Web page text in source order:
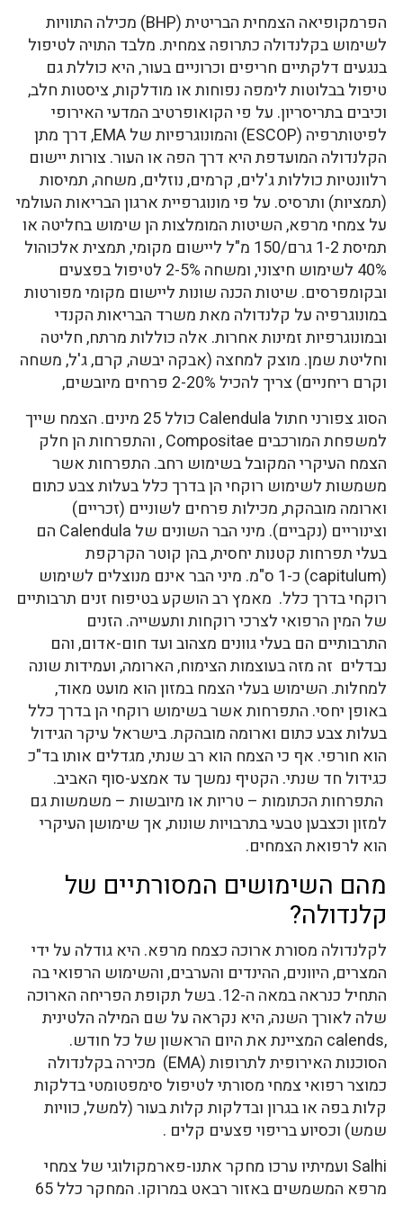
הפרמקופיאה הצמחית הבריטית (BHP) מכילה התוויות
לשימוש בקלנדולה כתרופה צמחית. מלבד התויה לטיפול
בנגעים דלקתיים חריפים וכרוניים בעור, היא כוללת גם
טיפול בבלוטות לימפה נפוחות או מודלקות, ציסטות חלב,
וכיבים בתריסריון. על פי הקואופרטיב המדעי האירופי
לפיטותרפיה (ESCOP) והמונוגרפיות של EMA, דרך מתן
הקלנדולה המועדפת היא דרך הפה או העור. צורות יישום
רלוונטיות כוללות ג'לים, קרמים, נוזלים, משחה, תמיסות
(תמציות) ותרסיס. על פי מונוגרפיית ארגון הבריאות העולמי
על צמחי מרפא, השיטות המומלצות הן שימוש בחליטה או
תמיסת 1-2 גרם/150 מ"ל ליישום מקומי, תמצית אלכוהול
40% לשימוש חיצוני, ומשחה 2-5% לטיפול בפצעים
ובקומפרסים. שיטות הכנה שונות ליישום מקומי מפורטות
במונוגרפיה על קלנדולה מאת משרד הבריאות הקנדי
ובמונוגרפיות זמינות אחרות. אלה כוללות מרתח, חליטה
וחליטת שמן. מוצק למחצה (אבקה יבשה, קרם, ג'ל, משחה
וקרם ריחניים) צריך להכיל 2-20% פרחים מיובשים,
הסוג צפורני חתול Calendula כולל 25 מינים. הצמח שייך
למשפחת המורכבים Compositae , והתפרחות הן חלק
הצמח העיקרי המקובל בשימוש רחב. התפרחות אשר
משמשות לשימוש רוקחי הן בדרך כלל בעלות צבע כתום
וארומה מובהקת, מכילות פרחים לשוניים (זכריים)
וצינוריים (נקביים). מיני הבר השונים של Calendula הם
בעלי תפרחות קטנות יחסית, בהן קוטר הקרקפת
(capitulum) כ-1 ס"מ. מיני הבר אינם מנוצלים לשימוש
רוקחי בדרך כלל. מאמץ רב הושקע בטיפוח זנים תרבותיים
של המין הרפואי לצרכי רוקחות ותעשייה. הזנים
התרבותיים הם בעלי גוונים מצהוב ועד חום-אדום, והם
נבדלים זה מזה בעוצמות הצימוח, הארומה, ועמידות שונה
למחלות. השימוש בעלי הצמח במזון הוא מועט מאוד,
באופן יחסי. התפרחות אשר בשימוש רוקחי הן בדרך כלל
בעלות צבע כתום וארומה מובהקת. בישראל עיקר הגידול
הוא חורפי. אף כי הצמח הוא רב שנתי, מגדלים אותו בד"כ
כגידול חד שנתי. הקטיף נמשך עד אמצע-סוף האביב.
התפרחות הכתומות – טריות או מיובשות – משמשות גם
למזון וכצבען טבעי בתרבויות שונות, אך שימושן העיקרי
הוא לרפואת הצמחים.
מהם השימושים המסורתיים של
קלנדולה?
לקלנדולה מסורת ארוכה כצמח מרפא. היא גודלה על ידי
המצרים, היוונים, ההינדים והערבים, והשימוש הרפואי בה
התחיל כנראה במאה ה-12. בשל תקופת הפריחה הארוכה
שלה לאורך השנה, היא נקראה על שם המילה הלטינית
,calends המציינת את היום הראשון של כל חודש.
הסוכנות האירופית לתרופות (EMA) מכירה בקלנדולה
כמוצר רפואי צמחי מסורתי לטיפול סימפטומטי בדלקות
קלות בפה או בגרון ובדלקות קלות בעור (למשל, כוויות
שמש) וכסיוע בריפוי פצעים קלים .
Salhi ועמיתיו ערכו מחקר אתנו-פארמקולוגי של צמחי
מרפא המשמשים באזור רבאט במרוקו. המחקר כלל 65